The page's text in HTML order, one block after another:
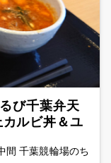
び千葉弁天
ルビ丼＆ユ
間 千葉競輪場のち